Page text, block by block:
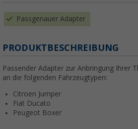
Passgenauer Adapter
PRODUKTBESCHREIBUNG
Passender Adapter zur Anbringung Ihrer
an die folgenden Fahrzeugtypen:
Citroen Jumper
Fiat Ducato
Peugeot Boxer